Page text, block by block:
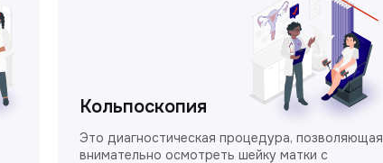
Кольпоскопия
Это диагностическая процедура, позволяющая
внимательно осмотреть шейку матки с